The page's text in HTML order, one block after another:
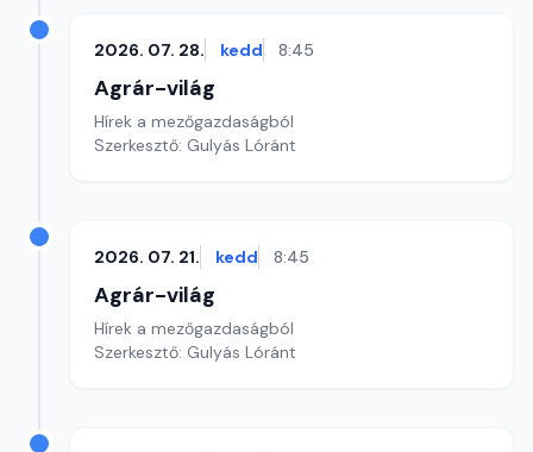
2026. 07. 28. kedd 8:45
Agrár-világ
Hírek a mezőgazdaságból
Szerkesztő: Gulyás Lóránt
2026. 07. 21. kedd 8:45
Agrár-világ
Hírek a mezőgazdaságból
Szerkesztő: Gulyás Lóránt